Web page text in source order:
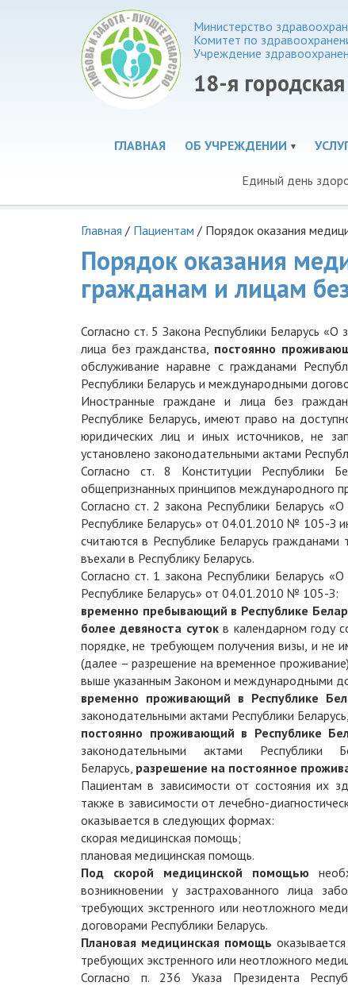
Министерство
Комитет по
Учреждение
18-я
ГЛАВНАЯ ОБ УЧРЕЖДЕНИИ
Единый день
Главная / Пациентам / Порядок оказания
Порядок оказания
гражданам и лицам
Согласно ст. 5 Закона Республики Беларусь
лица без гражданства, постоянно
обслуживание наравне с гражданами
Республики Беларусь и международными
Иностранные граждане и лица без
Республике Беларусь, имеют право на
юридических лиц и иных источников, не
установлено законодательными актами
Согласно ст. 8 Конституции Республики
общепризнанных принципов международного
Согласно ст. 2 закона Республики Беларусь
Республике Беларусь» от 04.01.2010 № 105-З
считаются в Республике Беларусь
въехали в Республику Беларусь.
Согласно ст. 1 закона Республики Беларусь
Республике Беларусь» от 04.01.2010 № 105-З:
временно пребывающий в Республике
более девяноста сутокв календарном году
порядке, не требующем получения визы, и не
(далее – разрешение на временное
выше указанным Законом и международными
временно проживающий в Республике
законодательными актами Республики Беларусь,
постоянно проживающий в Республике
законодательными актами Республики
Беларусь, разрешение на постоянное
Пациентам в зависимости от состояния их
также в зависимости от лечебно-
оказывается в следующих формах:
скорая медицинская помощь;
плановая медицинская помощь.
Под скорой медицинской помощью
возникновении у застрахованного лица
требующих экстренного или неотложного
договорами Республики Беларусь.
Плановая медицинская помощь
требующих экстренного или неотложного
Согласно п. 236 Указа Президента